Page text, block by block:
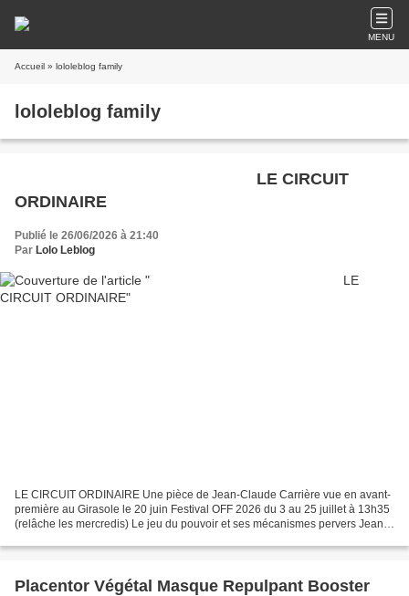
MENU
Accueil » lololeblog family
lololeblog family
LE CIRCUIT
ORDINAIRE
Publié le 26/06/2026 à 21:40
Par Lolo Leblog
LE CIRCUIT ORDINAIRE Une pièce de Jean-Claude Carrière vue en avant-
première au Girasole le 20 juin Festival OFF 2026 du 3 au 25 juillet à 13h35
(relâche les mercredis) Le jeu du pouvoir et ses mécanismes pervers Jean-
Placentor Végétal Masque Repulpant Booster